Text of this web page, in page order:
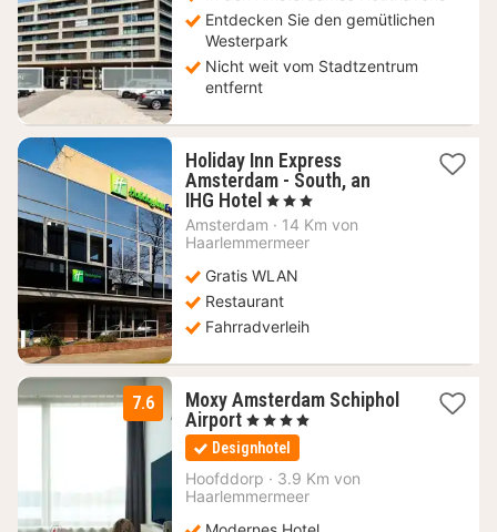
Entdecken Sie den gemütlichen
Westerpark
Nicht weit vom Stadtzentrum
entfernt
Holiday Inn Express
Amsterdam - South, an
IHG Hotel 1
Nacht
ab
€
, 3 Sterne
Amsterdam · 14 Km von
Haarlemmermeer
Gratis WLAN
Restaurant
Fahrradverleih
7.6
Moxy Amsterdam Schiphol
Airport 1
Nacht
ab
117,61
€
, 4 Sterne
Designhotel
Hoofddorp · 3.9 Km von
Haarlemmermeer